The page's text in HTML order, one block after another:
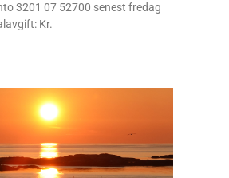
3201 07 52700 senest fredag
Kr.